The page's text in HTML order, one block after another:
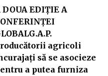
DOUA EDIȚIE A
agricoli
să se asocieze
a putea furniza